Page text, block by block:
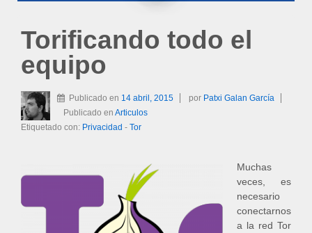
Torificando todo el
equipo
Publicado en 14 abril, 2015 por Patxi Galan García
Publicado en Articulos
Etiquetado con: Privacidad - Tor
Muchas
veces, es
necesario
conectarnos
a la red Tor